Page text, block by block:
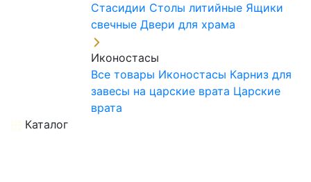
Стасидии Столы литийные Ящики
свечные Двери для храма
Иконостасы
Все товары Иконостасы Карниз для
завесы на царские врата Царские
врата
Каталог